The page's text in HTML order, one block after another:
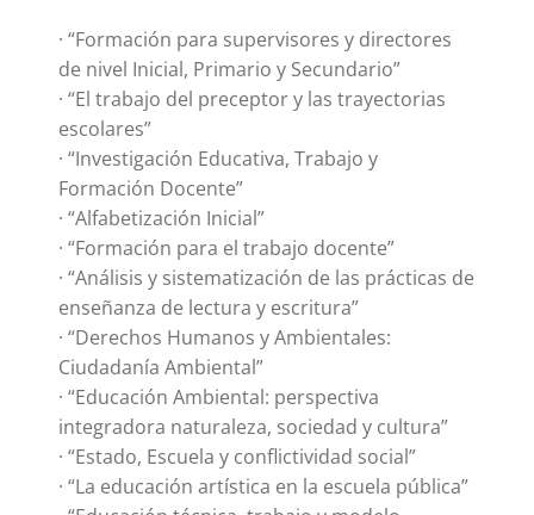
· “Formación para supervisores y directores
de nivel Inicial, Primario y Secundario”
· “El trabajo del preceptor y las trayectorias
escolares”
· “Investigación Educativa, Trabajo y
Formación Docente”
· “Alfabetización Inicial”
· “Formación para el trabajo docente”
· “Análisis y sistematización de las prácticas de
enseñanza de lectura y escritura”
· “Derechos Humanos y Ambientales:
Ciudadanía Ambiental”
· “Educación Ambiental: perspectiva
integradora naturaleza, sociedad y cultura”
· “Estado, Escuela y conflictividad social”
· “La educación artística en la escuela pública”